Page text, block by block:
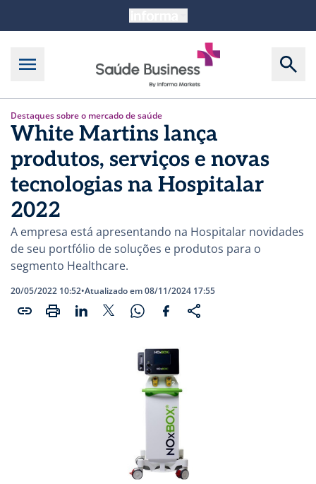
Destaques sobre o mercado de saúde
White Martins lança
produtos, serviços e novas
tecnologias na Hospitalar
2022
A empresa está apresentando na Hospitalar novidades
de seu portfólio de soluções e produtos para o
segmento Healthcare.
20/05/2022 10:52•Atualizado em 08/11/2024 17:55